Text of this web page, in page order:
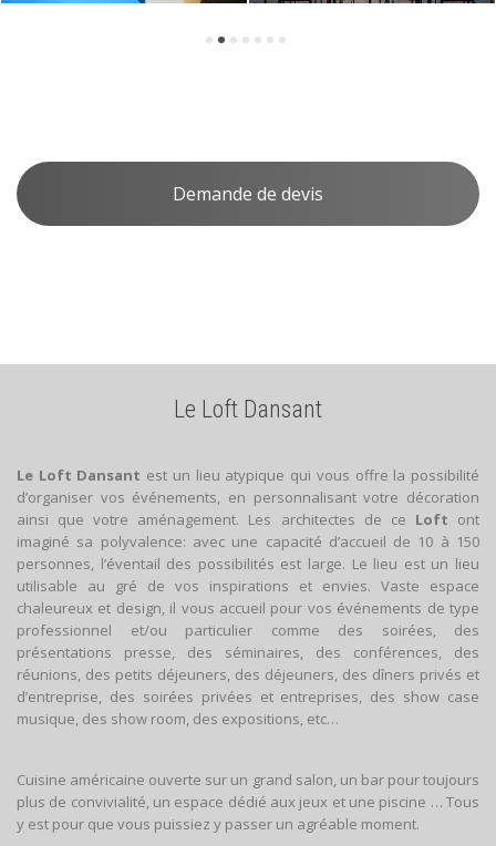
Demande de devis
Le Loft Dansant
Le Loft Dansant est un lieu atypique qui vous offre la possibilité
d’organiser vos événements, en personnalisant votre décoration
ainsi que votre aménagement. Les architectes de ce Loft ont
imaginé sa polyvalence: avec une capacité d’accueil de 10 à 150
personnes, l’éventail des possibilités est large. Le lieu est un lieu
utilisable au gré de vos inspirations et envies. Vaste espace
chaleureux et design, il vous accueil pour vos événements de type
professionnel et/ou particulier comme des soirées, des
présentations presse, des séminaires, des conférences, des
réunions, des petits déjeuners, des déjeuners, des dîners privés et
d’entreprise, des soirées privées et entreprises, des show case
musique, des show room, des expositions, etc…
Cuisine américaine ouverte sur un grand salon, un bar pour toujours
plus de convivialité, un espace dédié aux jeux et une piscine … Tous
y est pour que vous puissiez y passer un agréable moment.